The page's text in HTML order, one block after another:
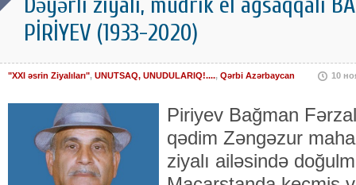
PİRİYEV (1933-2020)
"XXI əsrin Ziyalıları", UNUTSAQ, UNUDULARIQ!...., Qərbi Azərbaycan 10
Piriyev Bağman
qədim Zəngəzur
ziyalı ailəsində